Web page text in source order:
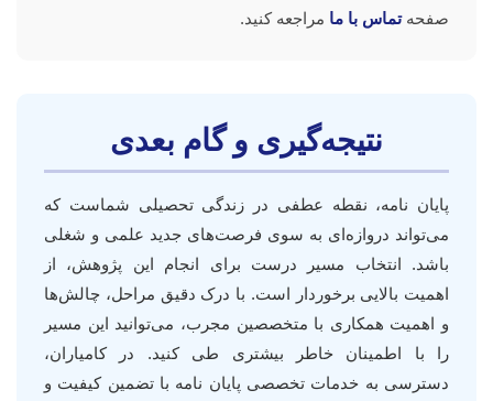
صفحهتماس با ما مراجعه کنید.
نتیجه‌گیری و گام بعدی
پایان نامه، نقطه عطفی در زندگی تحصیلی شماست که
می‌تواند دروازه‌ای به سوی فرصت‌های جدید علمی و شغلی
باشد. انتخاب مسیر درست برای انجام این پژوهش، از
اهمیت بالایی برخوردار است. با درک دقیق مراحل، چالش‌ها
و اهمیت همکاری با متخصصین مجرب، می‌توانید این مسیر
را با اطمینان خاطر بیشتری طی کنید. در کامیاران،
دسترسی به خدمات تخصصی پایان نامه با تضمین کیفیت و